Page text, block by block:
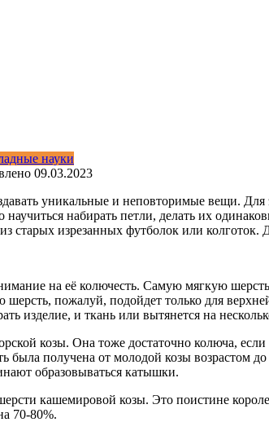
науки
09.03.2023
уникальные и неповторимые вещи.
набирать петли, делать их
старых изрезанных футболок или
на её колючесть. Самую мягкую
шерсть, пожалуй, подойдет только для
изделие, и ткань или вытянется на
козы. Она тоже достаточно колюча,
была получена от молодой козы
образовываться катышки.
кашемировой козы. Это поистине
70-80%.